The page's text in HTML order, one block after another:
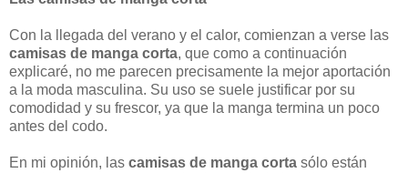
Con la llegada del verano y el calor, comienzan a verse las
camisas de manga corta, que como a continuación
explicaré, no me parecen precisamente la mejor aportación
a la moda masculina. Su uso se suele justificar por su
comodidad y su frescor, ya que la manga termina un poco
antes del codo.
En mi opinión, las camisas de manga corta sólo están